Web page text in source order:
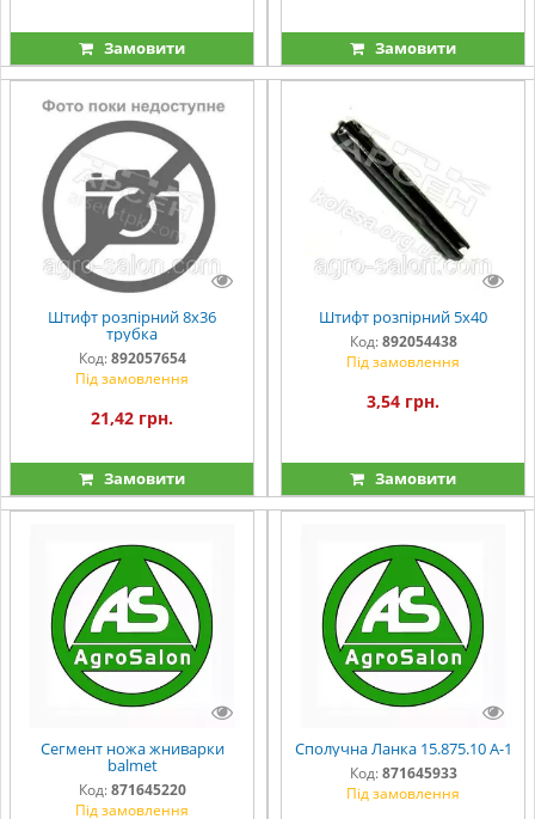
Замовити Замовити
Штифт розпірний 8х36
трубка
Код: 892057654
Під замовлення
21,42 грн.
Замовити
Штифт розпірний 5х40
Код: 892054438
Під замовлення
3,54 грн.
Замовити
Сегмент ножа жниварки
balmet
Код: 871645220
Під замовлення
Сполучна Ланка 15.875.10 A-1
Код: 871645933
Під замовлення